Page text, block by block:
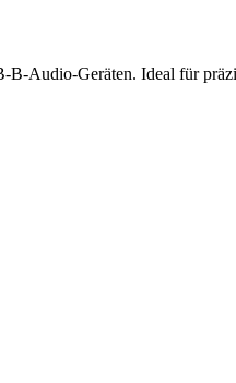
Audio-Geräten. Ideal für